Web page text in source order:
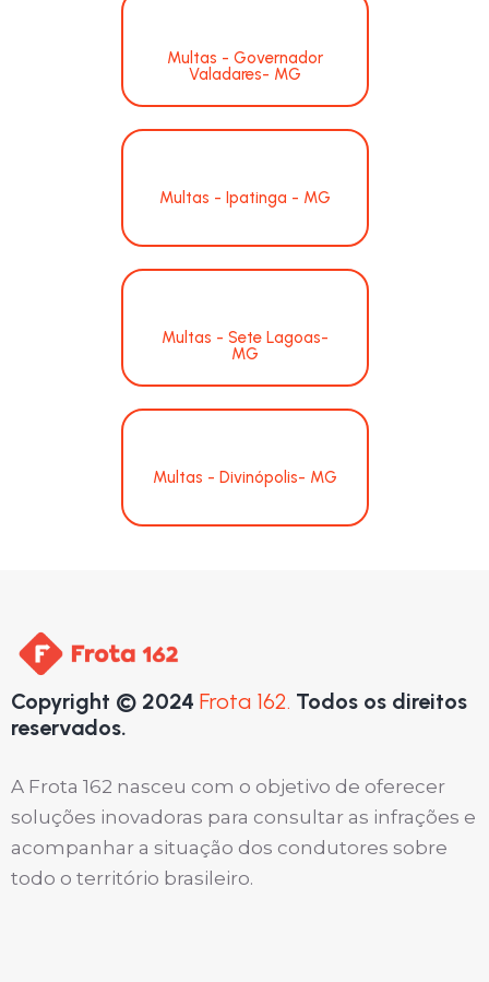
Multas - Governador
Valadares- MG
Multas - Ipatinga - MG
Multas - Sete Lagoas-
MG
Multas - Divinópolis- MG
Copyright © 2024 Frota 162. Todos os direitos
reservados.
A Frota 162 nasceu com o objetivo de oferecer
soluções inovadoras para consultar as infrações e
acompanhar a situação dos condutores sobre
todo o território brasileiro.